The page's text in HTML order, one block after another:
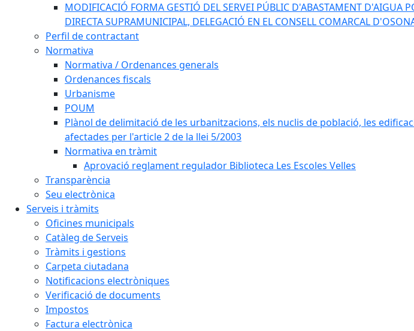
MODIFICACIÓ FORMA GESTIÓ DEL SERVEI PÚBLIC D'ABASTAMENT D'AIGUA
DIRECTA SUPRAMUNICIPAL, DELEGACIÓ EN EL CONSELL COMARCAL
Perfil de contractant
Normativa
Normativa / Ordenances generals
Ordenances fiscals
Urbanisme
POUM
Plànol de delimitació de les urbanitzacions, els nuclis de població, les
afectades per l'article 2 de la llei 5/2003
Normativa en tràmit
Aprovació reglament regulador Biblioteca Les Escoles Velles
Transparència
Seu electrònica
Serveis i tràmits
Oficines municipals
Catàleg de Serveis
Tràmits i gestions
Carpeta ciutadana
Notificacions electròniques
Verificació de documents
Impostos
Factura electrònica